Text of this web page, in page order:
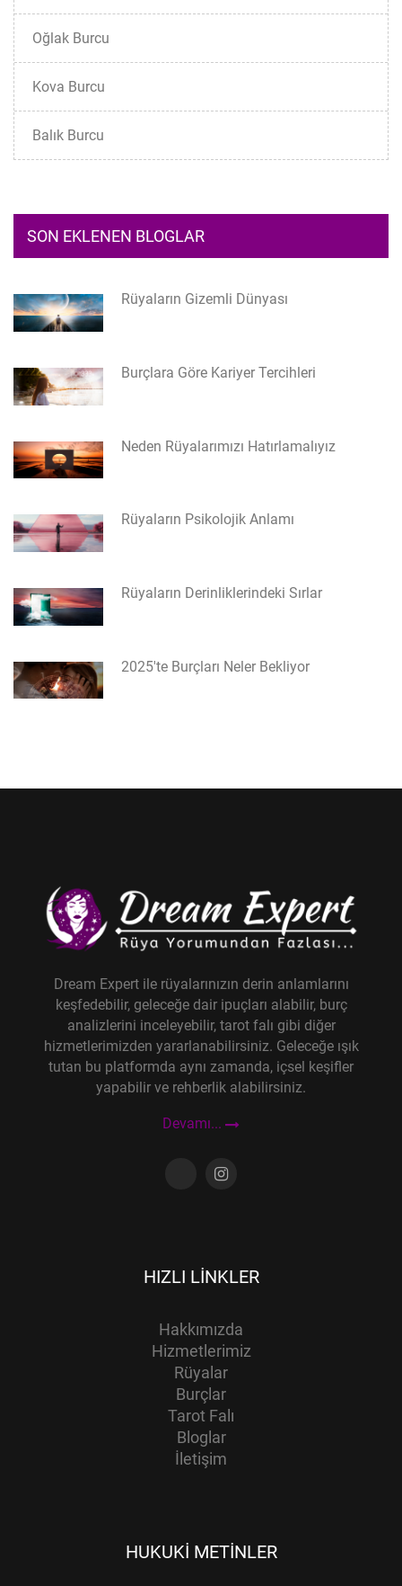
Oğlak Burcu
Kova Burcu
Balık Burcu
SON EKLENEN BLOGLAR
Rüyaların Gizemli Dünyası
Burçlara Göre Kariyer Tercihleri
Neden Rüyalarımızı Hatırlamalıyız
Rüyaların Psikolojik Anlamı
Rüyaların Derinliklerindeki Sırlar
2025'te Burçları Neler Bekliyor
Dream Expert ile rüyalarınızın derin anlamlarını
keşfedebilir, geleceğe dair ipuçları alabilir, burç
analizlerini inceleyebilir, tarot falı gibi diğer
hizmetlerimizden yararlanabilirsiniz. Geleceğe ışık
tutan bu platformda aynı zamanda, içsel keşifler
yapabilir ve rehberlik alabilirsiniz.
Devamı...
HIZLI LINKLER
Hakkımızda
Hizmetlerimiz
Rüyalar
Burçlar
Tarot Falı
Bloglar
İletişim
HUKUKI METINLER